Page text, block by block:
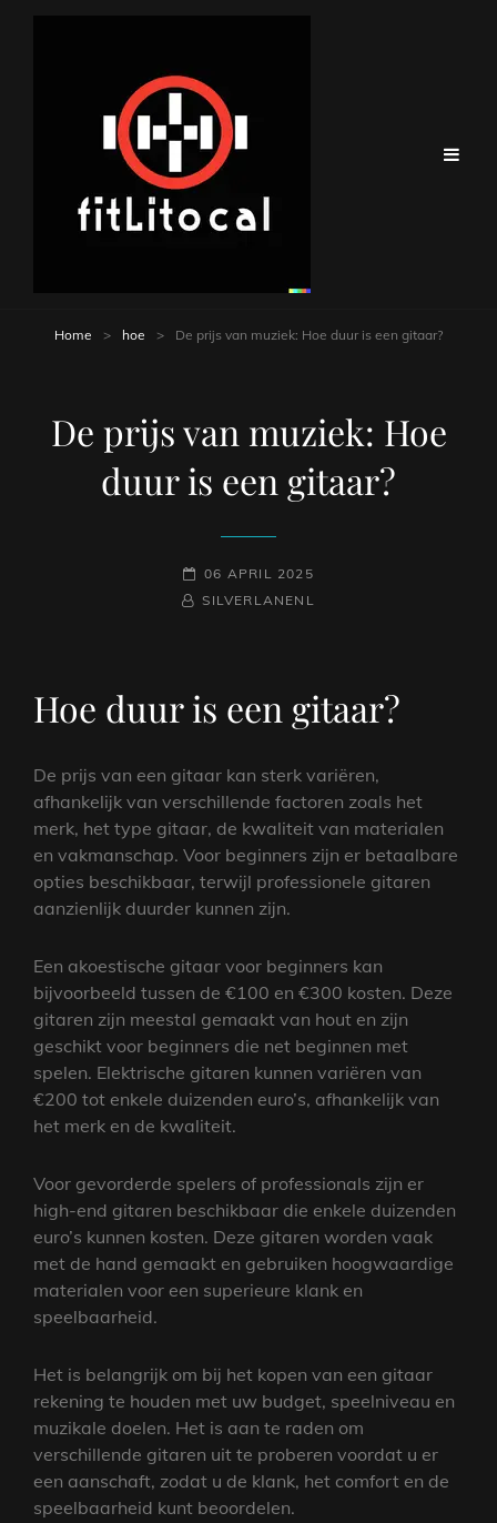
Home > hoe > De prijs van muziek: Hoe duur is een gitaar?
De prijs van muziek: Hoe
duur is een gitaar?
GEPLAATST
OP
06 APRIL 2025
NAAMREGEL
BYLINE
SILVERLANENL
Hoe duur is een gitaar?
De prijs van een gitaar kan sterk variëren,
afhankelijk van verschillende factoren zoals het
merk, het type gitaar, de kwaliteit van materialen
en vakmanschap. Voor beginners zijn er betaalbare
opties beschikbaar, terwijl professionele gitaren
aanzienlijk duurder kunnen zijn.
Een akoestische gitaar voor beginners kan
bijvoorbeeld tussen de €100 en €300 kosten. Deze
gitaren zijn meestal gemaakt van hout en zijn
geschikt voor beginners die net beginnen met
spelen. Elektrische gitaren kunnen variëren van
€200 tot enkele duizenden euro’s, afhankelijk van
het merk en de kwaliteit.
Voor gevorderde spelers of professionals zijn er
high-end gitaren beschikbaar die enkele duizenden
euro’s kunnen kosten. Deze gitaren worden vaak
met de hand gemaakt en gebruiken hoogwaardige
materialen voor een superieure klank en
speelbaarheid.
Het is belangrijk om bij het kopen van een gitaar
rekening te houden met uw budget, speelniveau en
muzikale doelen. Het is aan te raden om
verschillende gitaren uit te proberen voordat u er
een aanschaft, zodat u de klank, het comfort en de
speelbaarheid kunt beoordelen.